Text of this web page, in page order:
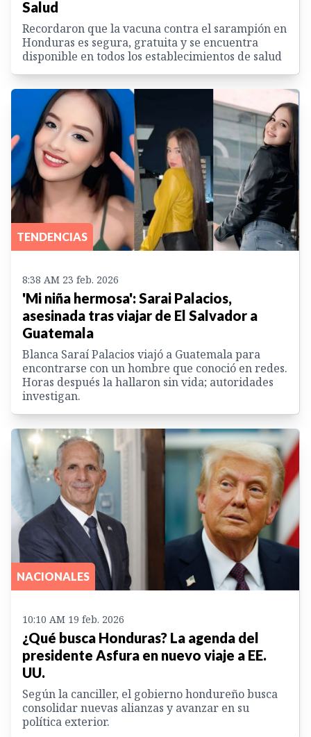
Salud
Recordaron que la vacuna contra el sarampión en
Honduras es segura, gratuita y se encuentra
disponible en todos los establecimientos de salud
TENDENCIAS
8:38 AM 23 feb. 2026
'Mi niña hermosa': Sarai Palacios,
asesinada tras viajar de El Salvador a
Guatemala
Blanca Saraí Palacios viajó a Guatemala para
encontrarse con un hombre que conoció en redes.
Horas después la hallaron sin vida; autoridades
investigan.
NACIONALES
10:10 AM 19 feb. 2026
¿Qué busca Honduras? La agenda del
presidente Asfura en nuevo viaje a EE.
UU.
Según la canciller, el gobierno hondureño busca
consolidar nuevas alianzas y avanzar en su
política exterior.